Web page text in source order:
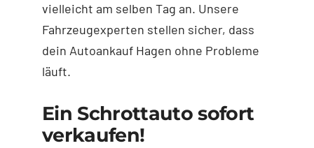
vielleicht am selben Tag an. Unsere
Fahrzeugexperten stellen sicher, dass
dein Autoankauf Hagen ohne Probleme
läuft.
Ein Schrottauto sofort
verkaufen!